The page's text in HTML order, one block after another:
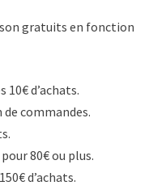
gratuits en fonction
d’achats.
commandes.
80€ ou plus.
d’achats.